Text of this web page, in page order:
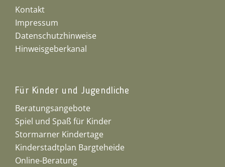
Kontakt
Impressum
Datenschutzhinweise
Hinweisgeberkanal
Für Kinder und Jugendliche
Beratungsangebote
Spiel und Spaß für Kinder
Stormarner Kindertage
Kinderstadtplan Bargteheide
Online-Beratung